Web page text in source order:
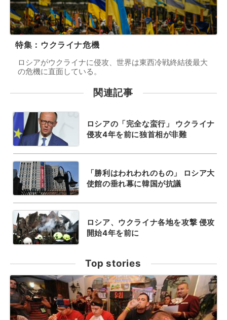
特集：ウクライナ危機
ロシアがウクライナに侵攻、世界は東西冷戦終結後最大
の危機に直面している。
関連記事
ロシアの「完全な蛮行」 ウクライナ
侵攻4年を前に独首相が非難
「勝利はわれわれのもの」 ロシア大
使館の垂れ幕に韓国が抗議
ロシア、ウクライナ各地を攻撃 侵攻
開始4年を前に
Top stories